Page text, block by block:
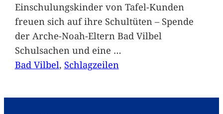
Einschulungskinder von Tafel-Kunden
freuen sich auf ihre Schultüten – Spende
der Arche-Noah-Eltern Bad Vilbel
Schulsachen und eine …
Bad Vilbel, Schlagzeilen